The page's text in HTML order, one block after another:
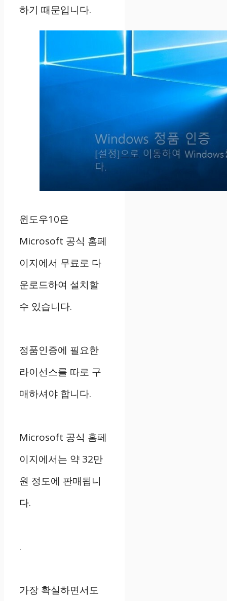
하기 때문입니다.
윈도우10은
Microsoft 공식 홈페
이지에서 무료로 다
운로드하여 설치할
수 있습니다.
정품인증에 필요한
라이선스를 따로 구
매하셔야 합니다.
Microsoft 공식 홈페
이지에서는 약 32만
원 정도에 판매됩니
다.
.
가장 확실하면서도